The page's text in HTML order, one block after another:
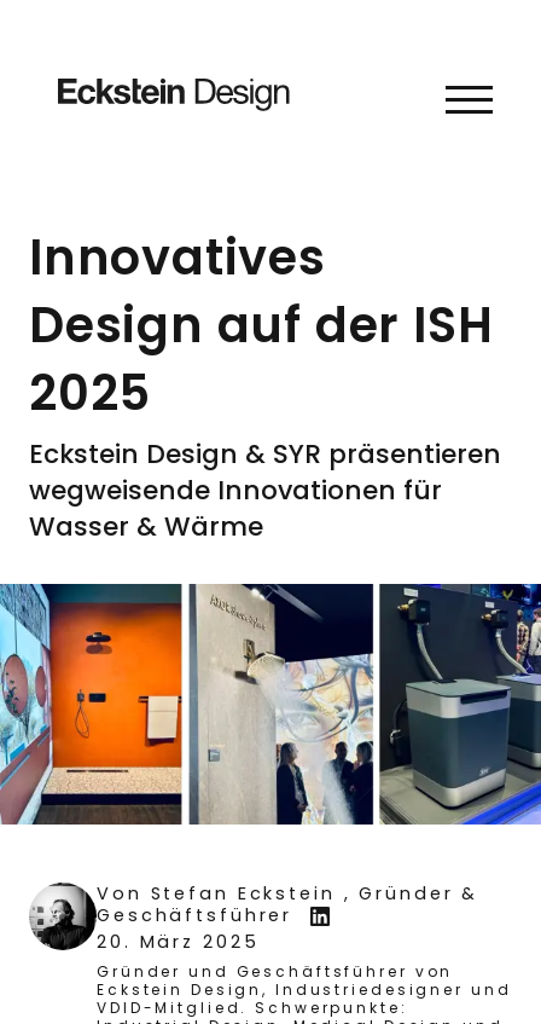
Innovatives
Design auf der ISH
2025
Eckstein Design & SYR präsentieren
wegweisende Innovationen für
Wasser & Wärme
Von Stefan Eckstein , Gründer &
Geschäftsführer
20. März 2025
Gründer und Geschäftsführer von
Eckstein Design, Industriedesigner und
VDID-Mitglied. Schwerpunkte: